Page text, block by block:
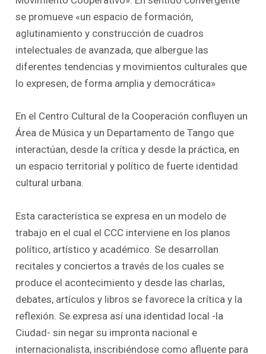
se promueve «un espacio de formación,
aglutinamiento y construcción de cuadros
intelectuales de avanzada, que albergue las
diferentes tendencias y movimientos culturales que
lo expresen, de forma amplia y democrática»
En el Centro Cultural de la Cooperación confluyen un
Área de Música y un Departamento de Tango que
interactúan, desde la crítica y desde la práctica, en
un espacio territorial y político de fuerte identidad
cultural urbana.
Esta característica se expresa en un modelo de
trabajo en el cual el CCC interviene en los planos
político, artístico y académico. Se desarrollan
recitales y conciertos a través de los cuales se
produce el acontecimiento y desde las charlas,
debates, artículos y libros se favorece la crítica y la
reflexión. Se expresa así una identidad local -la
Ciudad- sin negar su impronta nacional e
internacionalista, inscribiéndose como afluente para